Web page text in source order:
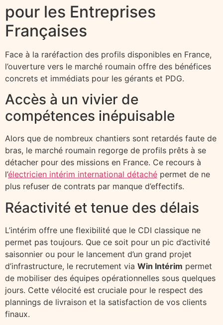
pour les Entreprises
Françaises
Face à la raréfaction des profils disponibles en France,
l’ouverture vers le marché roumain offre des bénéfices
concrets et immédiats pour les gérants et PDG.
Accès à un vivier de
compétences inépuisable
Alors que de nombreux chantiers sont retardés faute de
bras, le marché roumain regorge de profils prêts à se
détacher pour des missions en France. Ce recours à
l’électricien intérim international détaché permet de ne
plus refuser de contrats par manque d’effectifs.
Réactivité et tenue des délais
L’intérim offre une flexibilité que le CDI classique ne
permet pas toujours. Que ce soit pour un pic d’activité
saisonnier ou pour le lancement d’un grand projet
d’infrastructure, le recrutement via Win Intérim permet
de mobiliser des équipes opérationnelles sous quelques
jours. Cette vélocité est cruciale pour le respect des
plannings de livraison et la satisfaction de vos clients
finaux.